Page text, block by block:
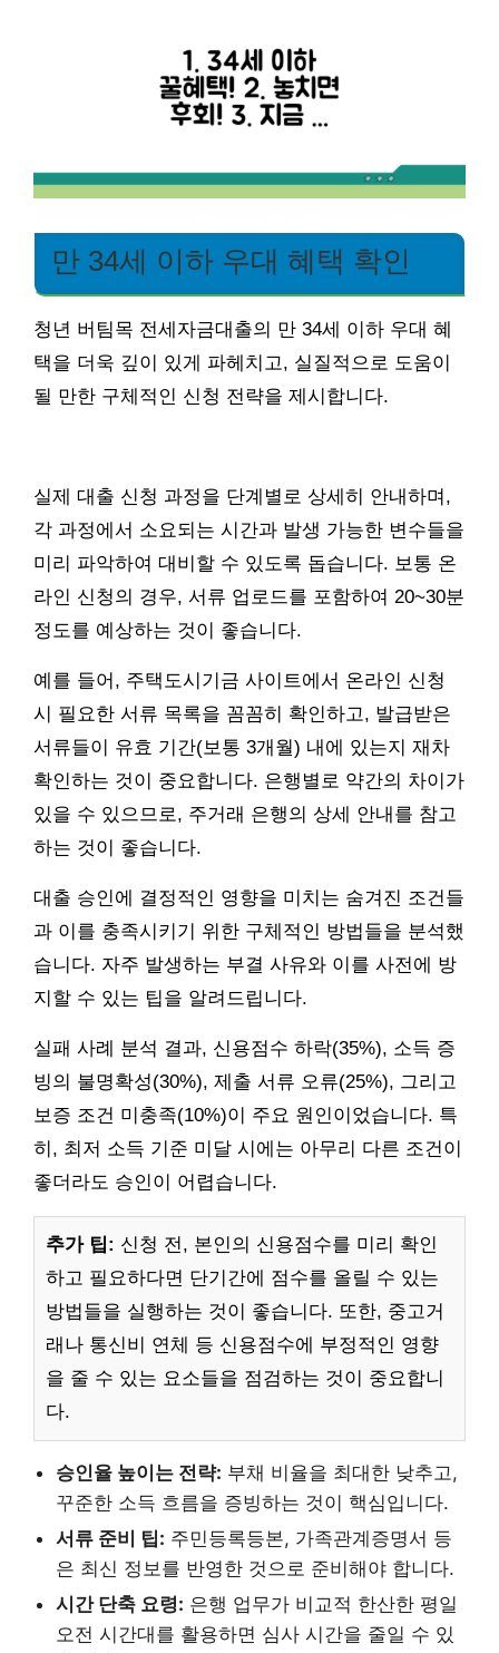
만 34세 이하 우대 혜택 확인
청년 버팀목 전세자금대출의 만 34세 이하 우대 혜
택을 더욱 깊이 있게 파헤치고, 실질적으로 도움이
될 만한 구체적인 신청 전략을 제시합니다.
실제 대출 신청 과정을 단계별로 상세히 안내하며,
각 과정에서 소요되는 시간과 발생 가능한 변수들을
미리 파악하여 대비할 수 있도록 돕습니다. 보통 온
라인 신청의 경우, 서류 업로드를 포함하여 20~30분
정도를 예상하는 것이 좋습니다.
예를 들어, 주택도시기금 사이트에서 온라인 신청
시 필요한 서류 목록을 꼼꼼히 확인하고, 발급받은
서류들이 유효 기간(보통 3개월) 내에 있는지 재차
확인하는 것이 중요합니다. 은행별로 약간의 차이가
있을 수 있으므로, 주거래 은행의 상세 안내를 참고
하는 것이 좋습니다.
대출 승인에 결정적인 영향을 미치는 숨겨진 조건들
과 이를 충족시키기 위한 구체적인 방법들을 분석했
습니다. 자주 발생하는 부결 사유와 이를 사전에 방
지할 수 있는 팁을 알려드립니다.
실패 사례 분석 결과, 신용점수 하락(35%), 소득 증
빙의 불명확성(30%), 제출 서류 오류(25%), 그리고
보증 조건 미충족(10%)이 주요 원인이었습니다. 특
히, 최저 소득 기준 미달 시에는 아무리 다른 조건이
좋더라도 승인이 어렵습니다.
추가 팁: 신청 전, 본인의 신용점수를 미리 확인
하고 필요하다면 단기간에 점수를 올릴 수 있는
방법들을 실행하는 것이 좋습니다. 또한, 중고거
래나 통신비 연체 등 신용점수에 부정적인 영향
을 줄 수 있는 요소들을 점검하는 것이 중요합니
다.
승인율 높이는 전략: 부채 비율을 최대한 낮추고,
꾸준한 소득 흐름을 증빙하는 것이 핵심입니다.
서류 준비 팁: 주민등록등본, 가족관계증명서 등
은 최신 정보를 반영한 것으로 준비해야 합니다.
시간 단축 요령: 은행 업무가 비교적 한산한 평일
오전 시간대를 활용하면 심사 시간을 줄일 수 있